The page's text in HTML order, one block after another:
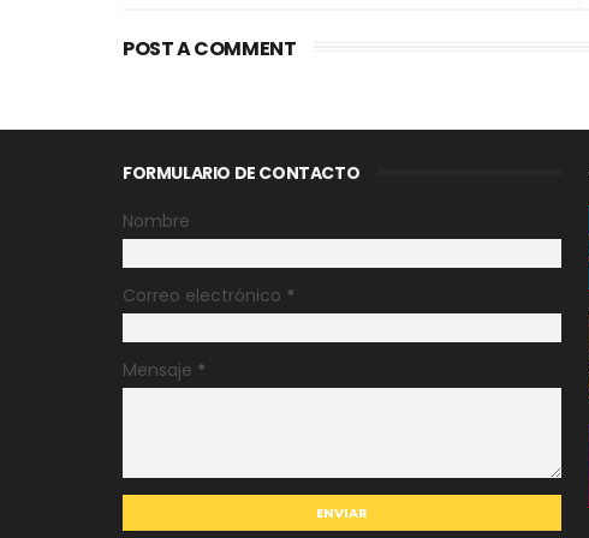
POST A COMMENT
FORMULARIO DE CONTACTO
Nombre
Correo electrónico *
Mensaje *